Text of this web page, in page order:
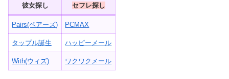
彼女探し セフレ探し
Pairs(ペアーズ) PCMAX
タップル誕生 ハッピーメール
With(ウィズ) ワクワクメール